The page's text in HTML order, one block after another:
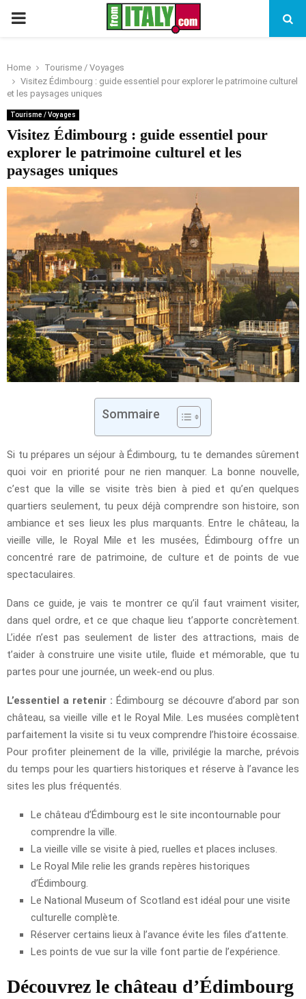
PRIMARY
Home
Tourisme / Voyages
Visitez Édimbourg : guide essentiel pour explorer le patrimoine culturel
et les paysages uniques
Tourisme / Voyages
Visitez Édimbourg : guide essentiel pour
explorer le patrimoine culturel et les
paysages uniques
Sommaire
Si tu prépares un séjour à Édimbourg, tu te demandes sûrement
quoi voir en priorité pour ne rien manquer. La bonne nouvelle,
c’est que la ville se visite très bien à pied et qu’en quelques
quartiers seulement, tu peux déjà comprendre son histoire, son
ambiance et ses lieux les plus marquants. Entre le château, la
vieille ville, le Royal Mile et les musées, Édimbourg offre un
concentré rare de patrimoine, de culture et de points de vue
spectaculaires.
Dans ce guide, je vais te montrer ce qu’il faut vraiment visiter,
dans quel ordre, et ce que chaque lieu t’apporte concrètement.
L’idée n’est pas seulement de lister des attractions, mais de
t’aider à construire une visite utile, fluide et mémorable, que tu
partes pour une journée, un week-end ou plus.
L’essentiel a retenir : Édimbourg se découvre d’abord par son
château, sa vieille ville et le Royal Mile. Les musées complètent
parfaitement la visite si tu veux comprendre l’histoire écossaise.
Pour profiter pleinement de la ville, privilégie la marche, prévois
du temps pour les quartiers historiques et réserve à l’avance les
sites les plus fréquentés.
Le château d’Édimbourg est le site incontournable pour
comprendre la ville.
La vieille ville se visite à pied, ruelles et places incluses.
Le Royal Mile relie les grands repères historiques
d’Édimbourg.
Le National Museum of Scotland est idéal pour une visite
culturelle complète.
Réserver certains lieux à l’avance évite les files d’attente.
Les points de vue sur la ville font partie de l’expérience.
Découvrez le château d’Édimbourg